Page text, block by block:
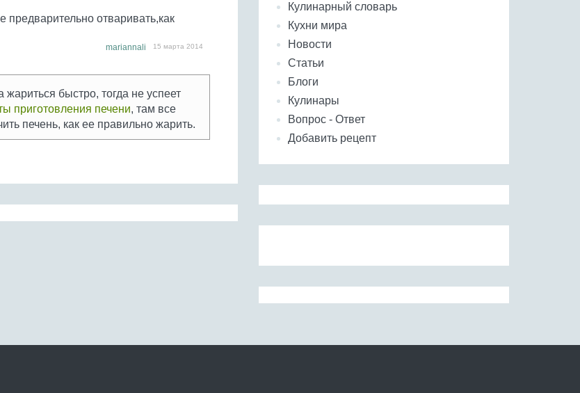
предварительно отваривать,как
15 марта 2014
mariannali
быстро, тогда не успеет
приготовления печени, там все
печень, как ее правильно жарить.
Кулинарный словарь
Кухни мира
Новости
Статьи
Блоги
Кулинары
Вопрос - Ответ
Добавить рецепт